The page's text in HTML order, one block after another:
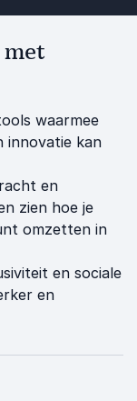
waarmee
innovatie kan
en
zien hoe je
omzetten in
en sociale
en